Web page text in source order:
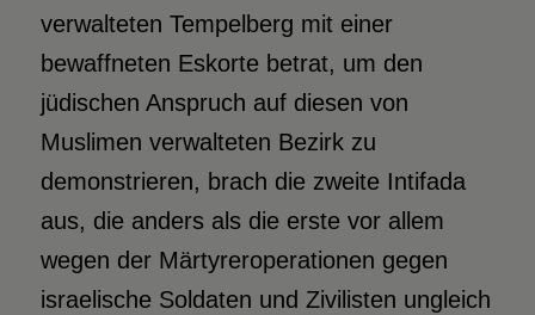
verwalteten Tempelberg mit einer
bewaffneten Eskorte betrat, um den
jüdischen Anspruch auf diesen von
Muslimen verwalteten Bezirk zu
demonstrieren, brach die zweite Intifada
aus, die anders als die erste vor allem
wegen der Märtyreroperationen gegen
israelische Soldaten und Zivilisten ungleich